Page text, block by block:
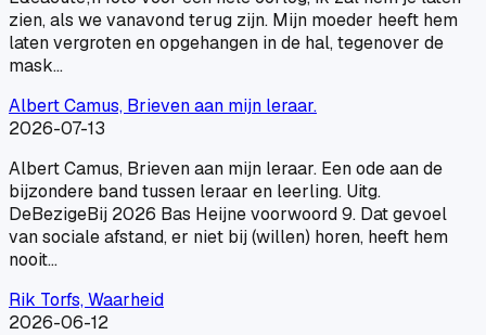
zien, als we vanavond terug zijn. Mijn moeder heeft hem
laten vergroten en opgehangen in de hal, tegenover de
mask…
Albert Camus, Brieven aan mijn leraar.
2026-07-13
Albert Camus, Brieven aan mijn leraar. Een ode aan de
bijzondere band tussen leraar en leerling. Uitg.
DeBezigeBij 2026 Bas Heijne voorwoord 9. Dat gevoel
van sociale afstand, er niet bij (willen) horen, heeft hem
nooit…
Rik Torfs, Waarheid
2026-06-12